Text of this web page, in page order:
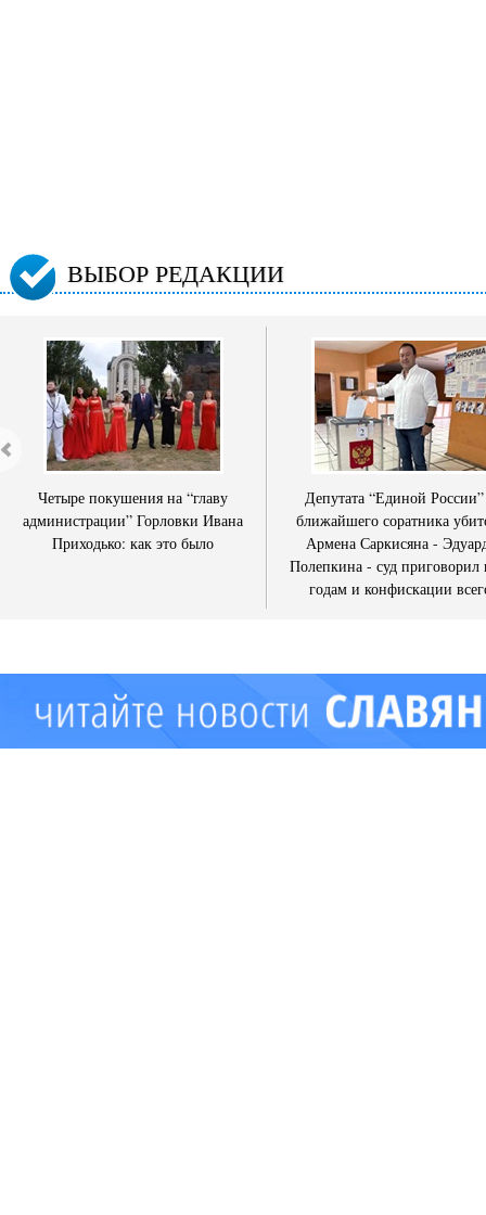
ВЫБОР РЕДАКЦИИ
Четыре покушения на “главу
администрации” Горловки Ивана
Приходько: как это было
Депутата “Единой
ближайшего соратника
Армена Саркисяна -
Полепкина - суд приговорил
годам и конфискации